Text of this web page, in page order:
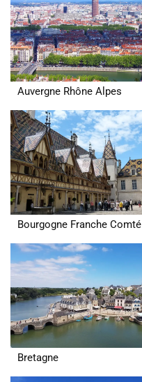
Auvergne Rhône Alpes
Bourgogne Franche Comté
Bretagne